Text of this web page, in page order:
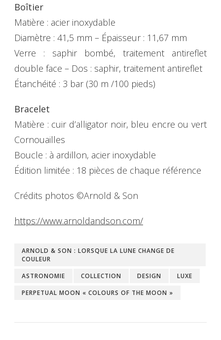
Boîtier
Matière : acier inoxydable
Diamètre : 41,5 mm – Épaisseur : 11,67 mm
Verre : saphir bombé, traitement antireflet
double face – Dos : saphir, traitement antireflet
Étanchéité : 3 bar (30 m /100 pieds)
Bracelet
Matière : cuir d’alligator noir, bleu encre ou vert
Cornouailles
Boucle : à ardillon, acier inoxydable
Édition limitée : 18 pièces de chaque référence
Crédits photos ©Arnold & Son
https://www.arnoldandson.com/
ARNOLD & SON : LORSQUE LA LUNE CHANGE DE
COULEUR
ASTRONOMIE
COLLECTION DESIGN
LUXE
PERPETUAL MOON « COLOURS OF THE MOON »